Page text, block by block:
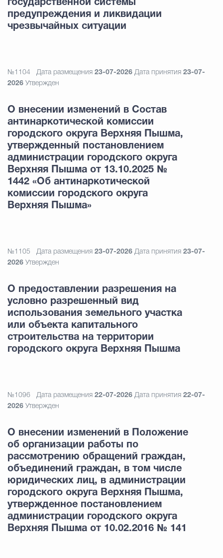
государственной системы
предупреждения и ликвидации
чрезвычайных ситуации
№1104 Дата размещения 23-07-2026 Дата принятия 23-07-
2026 Утвержден
О внесении изменений в Состав
антинаркотической комиссии
городского округа Верхняя Пышма,
утвержденный постановлением
администрации городского округа
Верхняя Пышма от 13.10.2025 №
1442 «Об антинаркотической
комиссии городского округа
Верхняя Пышма»
№1105 Дата размещения 23-07-2026 Дата принятия 23-07-
2026 Утвержден
О предоставлении разрешения на
условно разрешенный вид
использования земельного участка
или объекта капитального
строительства на территории
городского округа Верхняя Пышма
№1096 Дата размещения 22-07-2026 Дата принятия 22-07-
2026 Утвержден
О внесении изменений в Положение
об организации работы по
рассмотрению обращений граждан,
объединений граждан, в том числе
юридических лиц, в администрации
городского округа Верхняя Пышма,
утвержденное постановлением
администрации городского округа
Верхняя Пышма от 10.02.2016 № 141